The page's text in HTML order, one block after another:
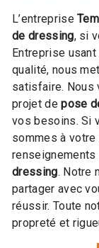
L’entreprise
de dressing, si
Entreprise usant
qualité, nous
satisfaire. Nous
projet depose
vos besoins. Si
sommes à
dressing. Notre
partager avec
réussir. Toute
propreté et